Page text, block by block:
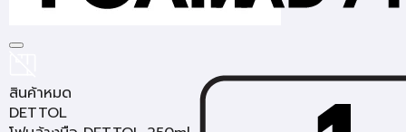
สินค้าหมด
DETTOL